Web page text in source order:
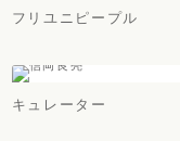
フリユニピープル
キュレーター